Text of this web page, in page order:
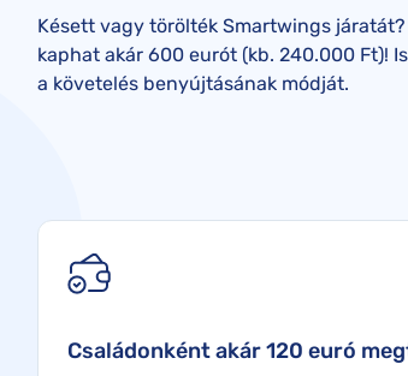
Késett vagy törölték Smartwings
kaphat akár 600 eurót (kb. 240.000 Ft)!
a követelés benyújtásának módját.
Családonként akár 120 euró